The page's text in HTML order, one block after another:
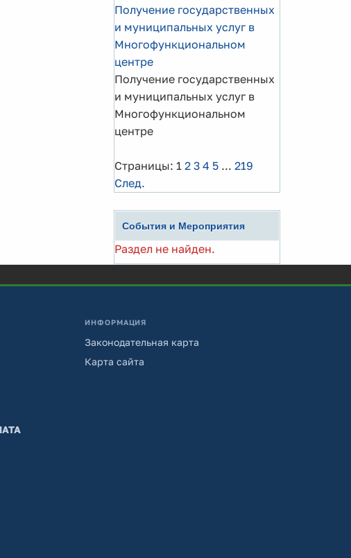
Получение государственных
и муниципальных услуг в
Многофункциональном
центре
Получение государственных
и муниципальных услуг в
Многофункциональном
центре
Страницы: 1 2 3 4 5 ... 219
След.
События и Мероприятия
Раздел не найден.
ИНФОРМАЦИЯ
Законодательная карта
Карта сайта